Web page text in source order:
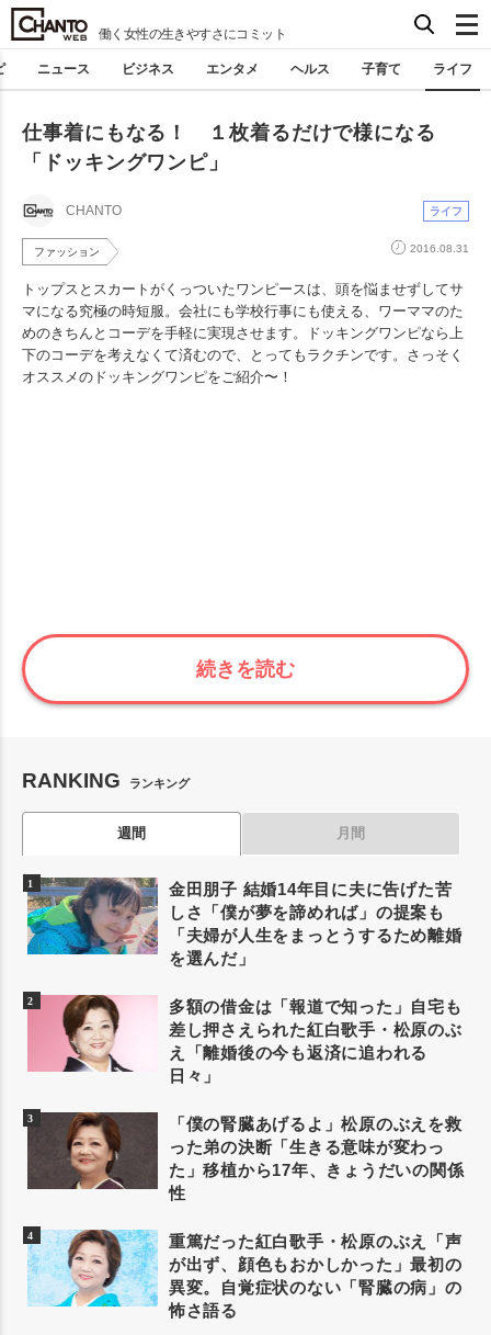
働く女性の生きやすさにコミット
ニュース ビジネス エンタメ ヘルス 子育て ライフ
仕事着にもなる！ １枚着るだけで様になる
「ドッキングワンピ」
CHANTO ライフ
ファッション 2016.08.31
トップスとスカートがくっついたワンピースは、頭を悩ませずしてサ
マになる究極の時短服。会社にも学校行事にも使える、ワーママのた
めのきちんとコーデを手軽に実現させます。ドッキングワンピなら上
下のコーデを考えなくて済むので、とってもラクチンです。さっそく
オススメのドッキングワンピをご紹介〜！
続きを読む
RANKING ランキング
週間 月間
金田朋子 結婚14年目に夫に告げた苦
しさ「僕が夢を諦めれば」の提案も
「夫婦が人生をまっとうするため離婚
を選んだ」
多額の借金は「報道で知った」自宅も
差し押さえられた紅白歌手・松原のぶ
え「離婚後の今も返済に追われる
日々」
「僕の腎臓あげるよ」松原のぶえを救
った弟の決断「生きる意味が変わっ
た」移植から17年、きょうだいの関係
性
重篤だった紅白歌手・松原のぶえ「声
が出ず、顔色もおかしかった」最初の
異変。自覚症状のない「腎臓の病」の
怖さ語る